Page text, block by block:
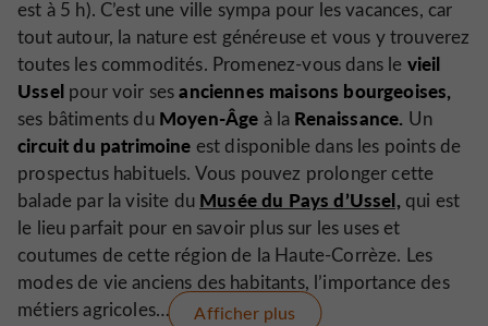
est à 5 h). C’est une ville sympa pour les vacances, car
tout autour, la nature est généreuse et vous y trouverez
toutes les commodités. Promenez-vous dans le vieil
Usselpour voir sesanciennes maisons bourgeoises,
ses bâtiments du Moyen-Âge à la Renaissance. Un
circuit du patrimoine est disponible dans les points de
prospectus habituels. Vous pouvez prolonger cette
balade par la visite du Musée du Pays d’Ussel,qui est
le lieu parfait pour en savoir plus sur les uses et
coutumes de cette région de la Haute-Corrèze. Les
modes de vie anciens des habitants, l’importance des
métiers agricoles…
Afficher plus